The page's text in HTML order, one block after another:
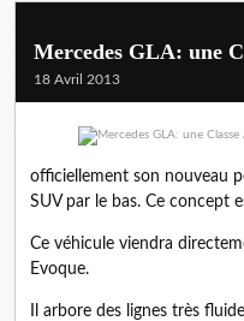
Mercedes GLA: une
18 Avril 2013
officiellement son nouveau
SUV par le bas. Ce concept
Ce véhicule viendra
Evoque.
Il arbore des lignes très